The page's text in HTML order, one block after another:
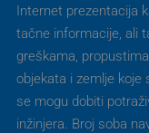
Internet prezentacija
tačne informacije, ali
greškama,
objekata i zemlje koje
se mogu dobiti
inžinjera. Broj soba